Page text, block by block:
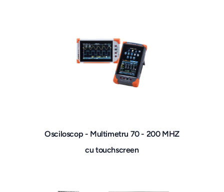
Osciloscop - Multimetru 70 - 200 MHZ
cu touchscreen